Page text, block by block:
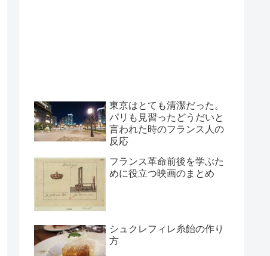
東京はとても清潔だった。
パリも見習ったどうだいと
言われた時のフランス人の
反応
フランス革命前後を学ぶた
めに役立つ映画のまとめ
シュクレフィレ糸飴の作り
方